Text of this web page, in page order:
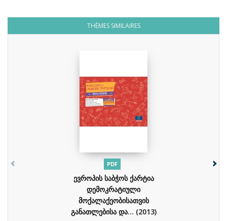
THÈMES SIMILAIRES
PDF
ევროპის საბჭოს ქარტია
დემოკრატიული
მოქალაქეობისათვის
განათლებისა და... (2013)